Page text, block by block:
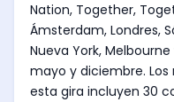
Nation, Together,
Ámsterdam, Londres,
Nueva York,
mayo y diciembre.
esta gira incluyen 30